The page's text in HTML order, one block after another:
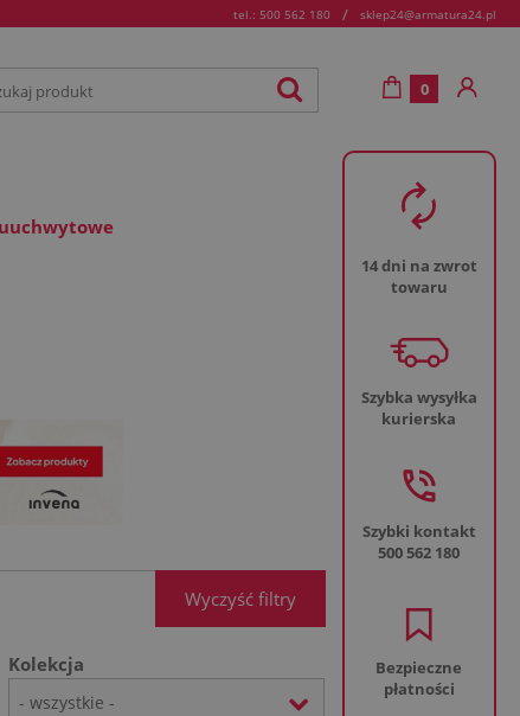
tel.: 500 562 180 / sklep24@armatura24.pl
0
Wyczyść filtry
Kolekcja
- wszystkie -
14 dni na zwrot
towaru
Szybka wysyłka
kurierska
Szybki kontakt
500 562 180
Bezpieczne
płatności